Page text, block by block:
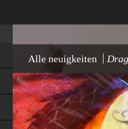
Alle neuigkeiten
NEW